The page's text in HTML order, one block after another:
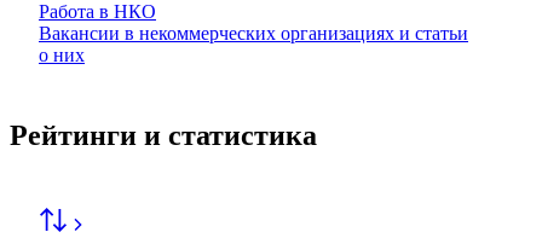
Работа в НКО
Вакансии в некоммерческих организациях и статьи
о них
Рейтинги и статистика